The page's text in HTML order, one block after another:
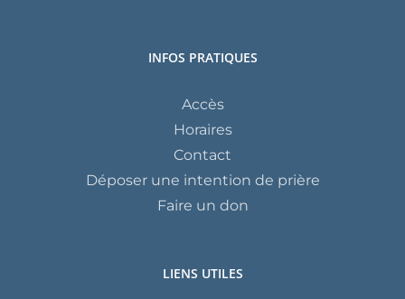
INFOS PRATIQUES
Accès
Horaires
Contact
Déposer une intention de prière
Faire un don
LIENS UTILES